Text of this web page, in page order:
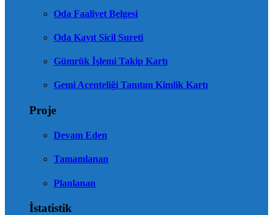
Oda Faaliyet Belgesi
Oda Kayıt Sicil Sureti
Gümrük İşlemi Takip Kartı
Gemi Acenteliği Tanıtım Kimlik Kartı
Proje
Devam Eden
Tamamlanan
Planlanan
İstatistik